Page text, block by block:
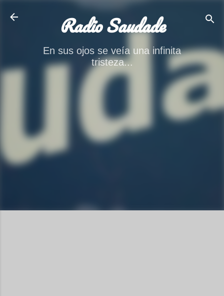
Radio Saudade
En sus ojos se veía una infinita
tristeza...